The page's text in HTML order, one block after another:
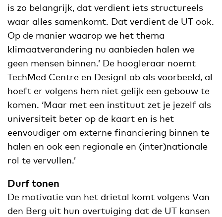
is zo belangrijk, dat verdient iets structureels
waar alles samenkomt. Dat verdient de UT ook.
Op de manier waarop we het thema
klimaatverandering nu aanbieden halen we
geen mensen binnen.’ De hoogleraar noemt
TechMed Centre en DesignLab als voorbeeld, al
hoeft er volgens hem niet gelijk een gebouw te
komen. ‘Maar met een instituut zet je jezelf als
universiteit beter op de kaart en is het
eenvoudiger om externe financiering binnen te
halen en ook een regionale en (inter)nationale
rol te vervullen.’
Durf tonen
De motivatie van het drietal komt volgens Van
den Berg uit hun overtuiging dat de UT kansen